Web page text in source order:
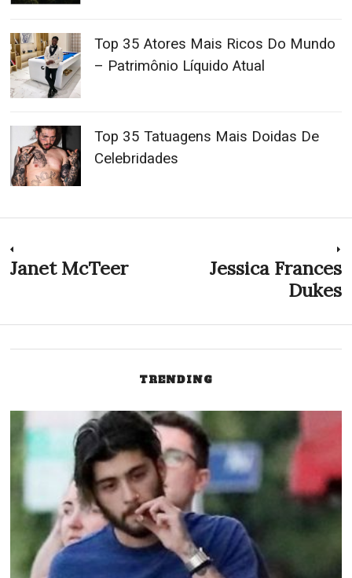
Top 35 Atores Mais Ricos Do Mundo
– Patrimônio Líquido Atual
Top 35 Tatuagens Mais Doidas De
Celebridades
Navegação
Post
Previous
Janet McTeer
Jessica Frances
Dukes
TRENDING